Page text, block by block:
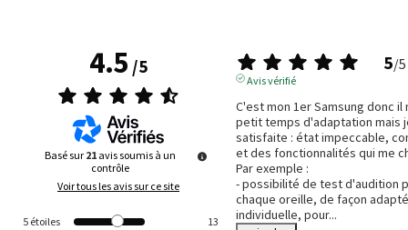
4.5/5
Basé sur 21 avis soumis à un
contrôle
Voir tous les avis sur ce site
5 étoiles
13
5/5
Avis vérifié
C'est mon 1er Samsung donc il
petit temps d'adaptation mais
satisfaite : état impeccable,
et des fonctionnalités qui me
Par exemple :
- possibilité de test d'audition
chaque oreille, de façon
individuelle, pour...